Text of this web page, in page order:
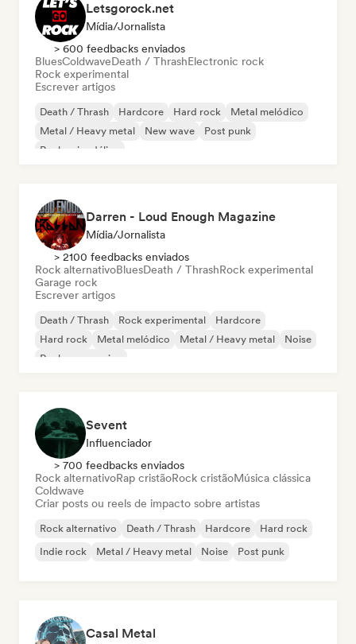
Letsgorock.net
Mídia/Jornalista
> 600 feedbacks enviados
BluesColdwaveDeath / ThrashElectronic rock
Rock experimental
Escrever artigos
Death / Thrash Hardcore Hard rock
Metal melódico
Metal / Heavy metal
New wave
Post punk
Rock psicodélico
Darren - Loud Enough Magazine
Mídia/Jornalista
> 2100 feedbacks enviados
Rock alternativoBluesDeath / ThrashRock experimental
Garage rock
Escrever artigos
Death / Thrash Rock experimental
Hardcore
Hard rock
Metal melódico Metal / Heavy metal
Noise
Rock progressivo
Sevent
Influenciador
> 700 feedbacks enviados
Rock alternativoRap cristãoRock cristãoMúsica clássica
Coldwave
Criar posts ou reels de impacto sobre artistas
Rock alternativo Death / Thrash Hardcore
Hard rock
Indie rock
Metal / Heavy metal Noise Post punk
Casal Metal